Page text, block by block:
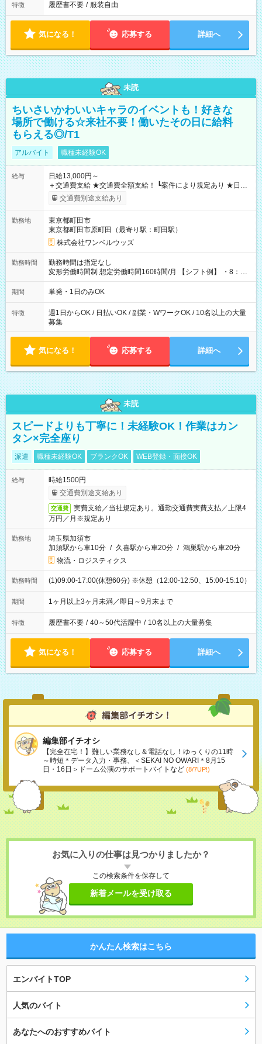
特徴 履歴書不要 / 服装自由
気になる！ 応募する 詳細へ
未読
ちいさいかわいいキャラのイベントも！好きな
場所で働ける☆来社不要！働いたその日に給料
もらえる◎/T1
アルバイト 職種未経験OK
給与
日給13,000円～
＋交通費支給 ★交通費全額支給！ ┗案件により規定あり ★日払
いOK！（規定あり） ┗働いたその日に現金GET♪ お仕事後はコ
ンビニATMから 日払い分を引き落とせます！ 【試用期間】試
交通費別途支給あり
勤務地
東京都町田市
東京都町田市原町田（最寄り駅：町田駅）
株式会社ワンベルウッズ
勤務時間
勤務時間は指定なし
変形労働時間制 想定労働時間160時間/月 【シフト例】 ・8：00
～21：00
期間 単発・1日のみOK
特徴
週1日からOK / 日払いOK / 副業・WワークOK / 10名以上の大量
募集
気になる！ 応募する 詳細へ
未読
スピードよりも丁寧に！未経験OK！作業はカン
タン×完全座り
派遣 職種未経験OK ブランクOK WEB登録・面接OK
給与
時給1500円
交通費別途支給あり
交通費
実費支給／当社規定あり。通勤交通費実費支払／上限4
万円／月※規定あり
勤務地
埼玉県加須市
加須駅から車10分 / 久喜駅から車20分 / 鴻巣駅から車20分
物流・ロジスティクス
勤務時間 (1)09:00-17:00(休憩60分) ※休憩（12:00-12:50、15:00-15:10）
期間 1ヶ月以上3ヶ月未満／即日～9月末まで
特徴 履歴書不要 / 40～50代活躍中 / 10名以上の大量募集
気になる！ 応募する 詳細へ
編集部イチオシ
【完全在宅！】難しい業務なし＆電話なし！ゆっくりの11時
～時短＊データ入力・事務、＜SEKAI NO OWARI＊8月15
日・16日＞ドーム公演のサポートバイトなど (8/7UP!)
お気に入りの仕事は見つかりましたか？
この検索条件を保存して
新着メールを受け取る
かんたん検索はこちら
エンバイトTOP
人気のバイト
あなたへのおすすめバイト